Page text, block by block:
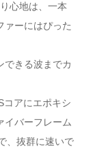
心地は、一本
ァーにはぴった
できる波までカ
コアにエポキシ
イバーフレーム
、抜群に速いで